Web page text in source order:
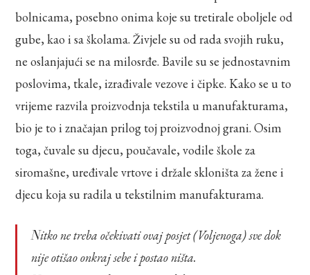
bolnicama, posebno onima koje su tretirale oboljele od
gube, kao i sa školama. Živjele su od rada svojih ruku,
ne oslanjajući se na milosrđe. Bavile su se jednostavnim
poslovima, tkale, izrađivale vezove i čipke. Kako se u to
vrijeme razvila proizvodnja tekstila u manufakturama,
bio je to i značajan prilog toj proizvodnoj grani. Osim
toga, čuvale su djecu, poučavale, vodile škole za
siromašne, uređivale vrtove i držale skloništa za žene i
djecu koja su radila u tekstilnim manufakturama.
Nitko ne treba očekivati ovaj posjet (Voljenoga) sve dok
nije otišao onkraj sebe i postao ništa.